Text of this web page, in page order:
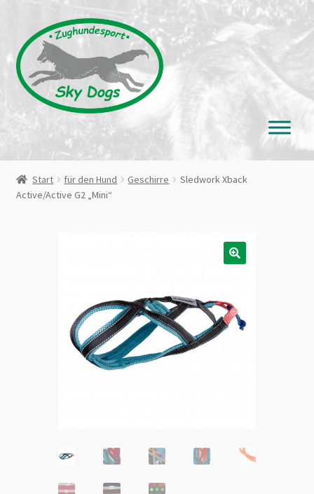
Navigation
springen
Inhalt
springen
Start für den Hund Geschirre
Sledwork Xback
Active/Active G2 „Mini“